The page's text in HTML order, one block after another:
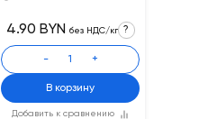
Добавить к сравнению
4.90 BYN без НДС/кг ?
- +
В корзину